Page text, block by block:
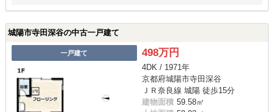
城陽市寺田深谷の中古一戸建て
一戸建て 498万円
4DK / 1971年
京都府城陽市寺田深谷
ＪＲ奈良線 城陽 徒歩15分
建物面積 59.58㎡